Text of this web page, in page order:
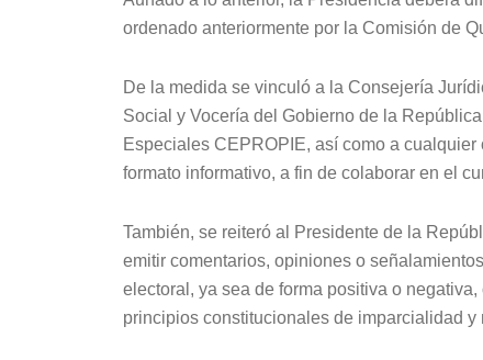
ordenado anteriormente por la Comisión de
De la medida se vinculó a la Consejería
Social y Vocería del Gobierno de la
Especiales CEPROPIE, así como a
formato informativo, a fin de colaborar en el
También, se reiteró al Presidente de la
emitir comentarios, opiniones o
electoral, ya sea de forma positiva o
principios constitucionales de imparcialidad y